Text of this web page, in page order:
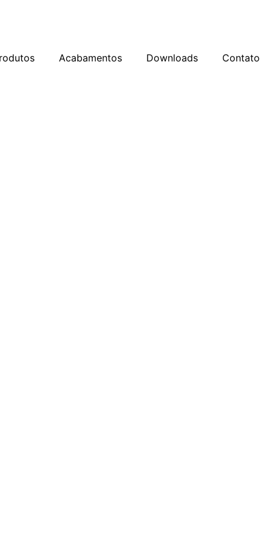
Acabamentos Downloads Contato